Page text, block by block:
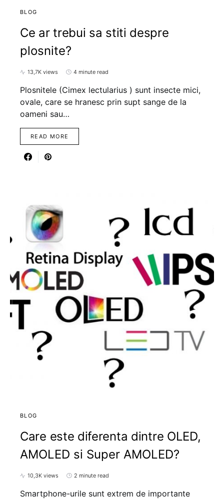
BLOG
Ce ar trebui sa stiti despre
plosnite?
13,7K views 4 minute read
Plosnitele (Cimex lectularius ) sunt insecte mici,
ovale, care se hranesc prin supt sange de la
oameni sau…
READ MORE
BLOG
Care este diferenta dintre OLED,
AMOLED si Super AMOLED?
10,3K views 2 minute read
Smartphone-urile sunt extrem de importante